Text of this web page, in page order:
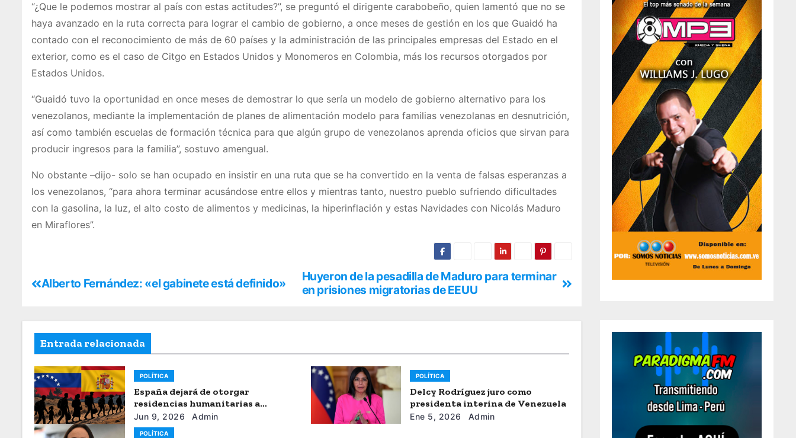
“¿Que le podemos mostrar al país con estas actitudes?”, se preguntó el dirigente carabobeño, quien lamentó que no se
haya avanzado en la ruta correcta para lograr el cambio de gobierno, a once meses de gestión en los que Guaidó ha
contado con el reconocimiento de más de 60 países y la administración de las principales empresas del Estado en el
exterior, como es el caso de Citgo en Estados Unidos y Monomeros en Colombia, más los recursos otorgados por
Estados Unidos.
“Guaidó tuvo la oportunidad en once meses de demostrar lo que sería un modelo de gobierno alternativo para los
venezolanos, mediante la implementación de planes de alimentación modelo para familias venezolanas en desnutrición,
así como también escuelas de formación técnica para que algún grupo de venezolanos aprenda oficios que sirvan para
producir ingresos para la familia”, sostuvo amengual.
No obstante –dijo- solo se han ocupado en insistir en una ruta que se ha convertido en la venta de falsas esperanzas a
los venezolanos, “para ahora terminar acusándose entre ellos y mientras tanto, nuestro pueblo sufriendo dificultades
con la gasolina, la luz, el alto costo de alimentos y medicinas, la hiperinflación y estas Navidades con Nicolás Maduro
en Miraflores”.
Huyeron de la pesadilla de Maduro para terminar
en prisiones migratorias de EEUU
Alberto Fernández: «el gabinete está definido»
Entrada relacionada
POLÍTICA
España dejará de otorgar
residencias humanitarias a
venezolanos
Jun 9, 2026 Admin
POLÍTICA
Delcy Rodríguez juro como
presidenta interina de Venezuela
Ene 5, 2026 Admin
POLÍTICA